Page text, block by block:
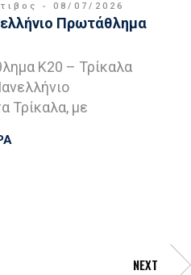
08/07/2026
Πρωτάθλημα
Κ20 – Τρίκαλα
Τρίκαλα, με
NEXT